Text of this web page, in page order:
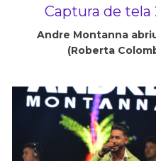
Captura de tela
Andre Montanna
(Roberta